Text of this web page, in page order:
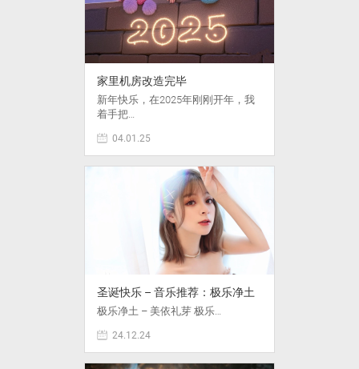
家里机房改造完毕
新年快乐，在2025年刚刚开年，我
着手把…
04.01.25
圣诞快乐 – 音乐推荐：极乐净土
极乐净土 – 美依礼芽 极乐…
24.12.24